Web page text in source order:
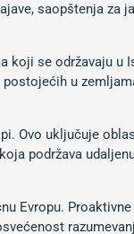
saopštenja za
se održavaju u
u
Ovo uključuje
podržava
Evropu.